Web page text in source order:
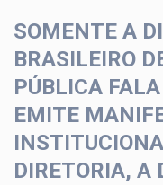
SOMENTE A
BRASILEIRO
PÚBLICA
EMITE
DIRETORIA, A